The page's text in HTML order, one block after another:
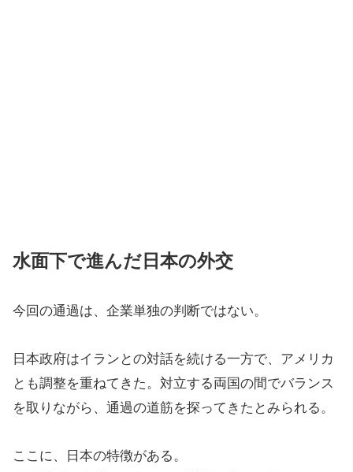
水面下で進んだ日本の外交
今回の通過は、企業単独の判断ではない。
日本政府はイランとの対話を続ける一方で、アメリカ
とも調整を重ねてきた。対立する両国の間でバランス
を取りながら、通過の道筋を探ってきたとみられる。
ここに、日本の特徴がある。